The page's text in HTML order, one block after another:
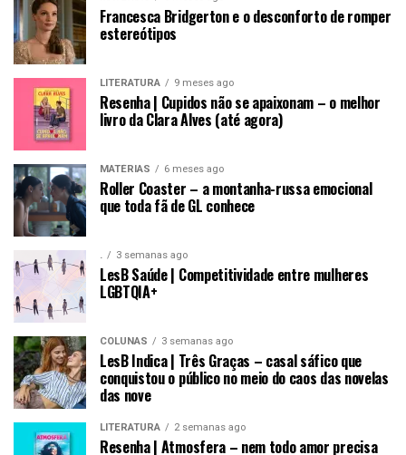
Francesca Bridgerton e o desconforto de romper
estereótipos
LITERATURA 9 meses ago
Resenha | Cupidos não se apaixonam – o melhor
livro da Clara Alves (até agora)
MATÉRIAS 6 meses ago
Roller Coaster – a montanha-russa emocional
que toda fã de GL conhece
3 semanas ago
LesB Saúde | Competitividade entre mulheres
LGBTQIA+
COLUNAS 3 semanas ago
LesB Indica | Três Graças – casal sáfico que
conquistou o público no meio do caos das novelas
das nove
LITERATURA 2 semanas ago
Resenha | Atmosfera – nem todo amor precisa